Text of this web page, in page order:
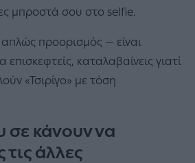
μπροστά σου στο selfie.
απλώς προορισμός — είναι
επισκεφτείς, καταλαβαίνεις γιατί
«Τσιρίγο» με τόση
σε κάνουν να
τις άλλες